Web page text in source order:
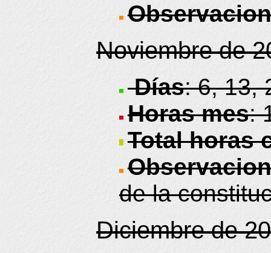
Noviembre de
Días: 6, 13,
Horas mes:
Total horas
de la
Diciembre de